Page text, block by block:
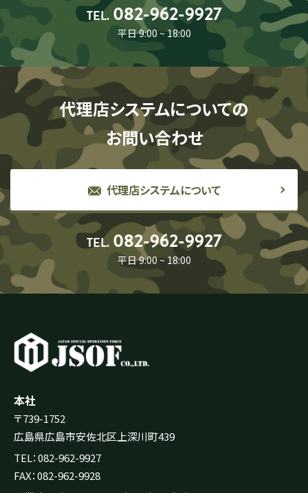
TEL. 082-962-9927
平日 9:00 ~ 18:00
代理店システムについての
お問い合わせ
代理店システムについて
TEL. 082-962-9927
平日 9:00 ~ 18:00
本社
〒739-1752
広島県広島市安佐北区上深川町439
TEL：082-962-9927
FAX：082-962-9928